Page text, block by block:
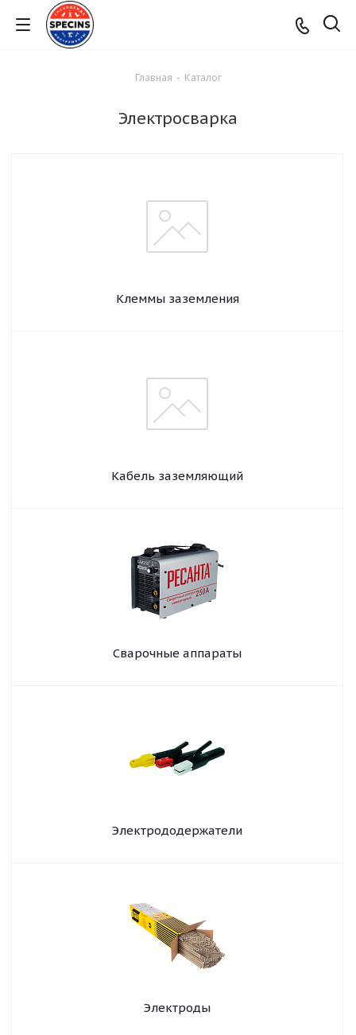
Главная - Каталог
Электросварка
Клеммы заземления
Кабель заземляющий
Сварочные аппараты
Электрододержатели
Электроды